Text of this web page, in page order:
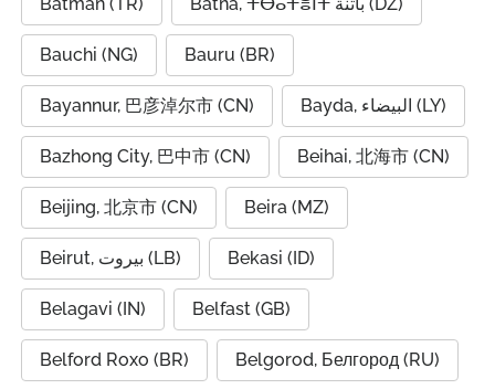
Bauchi (NG) Bauru (BR)
Bayannur, 巴彦淖尔市 (CN) Bayda, البيضاء (LY)
Bazhong City, 巴中市 (CN) Beihai, 北海市 (CN)
Beijing, 北京市 (CN) Beira (MZ)
Beirut, بيروت (LB) Bekasi (ID)
Belagavi (IN) Belfast (GB)
Belford Roxo (BR) Belgorod, Белгород (RU)